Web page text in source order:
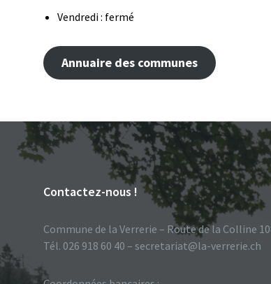
Vendredi : fermé
Annuaire des communes
Contactez-nous !
Commune de la Verrerie – Route de la Colline
Tél. 026 918 60 40 – secretariat@la-verrerie.ch